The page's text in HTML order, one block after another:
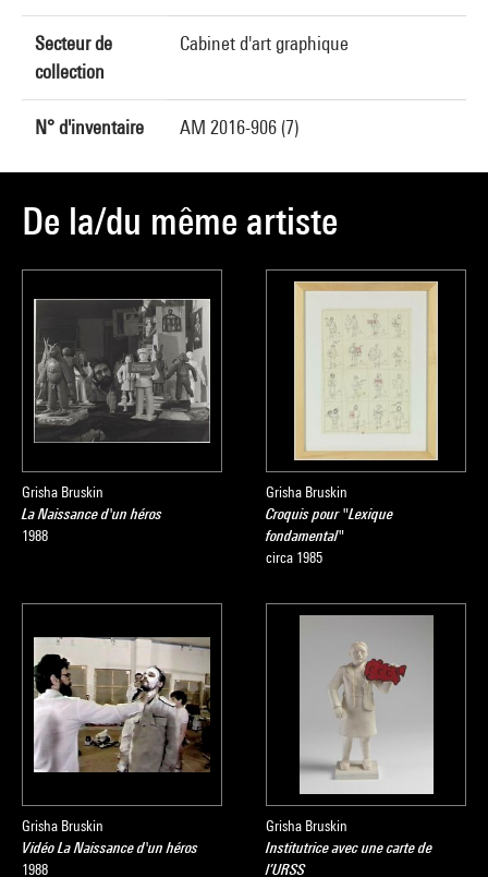
Secteur de
collection
Cabinet d'art graphique
N° d'inventaire AM 2016-906 (7)
De la/du même artiste
Grisha Bruskin
La Naissance d'un héros
1988
Grisha Bruskin
Croquis pour "Lexique
fondamental"
circa 1985
Grisha Bruskin
Vidéo La Naissance d'un héros
1988
Grisha Bruskin
Institutrice avec une carte de
l’URSS